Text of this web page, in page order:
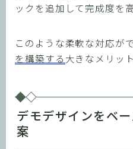
ックを追加して完成度を
このような柔軟な対応が
を構築する 大きなメリッ
デモデザインをベ
案